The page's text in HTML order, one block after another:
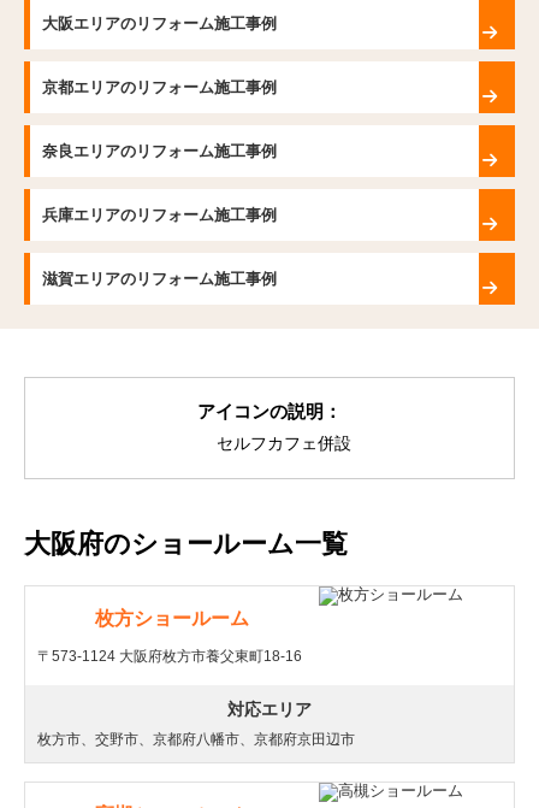
大阪エリアのリフォーム施工事例
京都エリアのリフォーム施工事例
奈良エリアのリフォーム施工事例
兵庫エリアのリフォーム施工事例
滋賀エリアのリフォーム施工事例
アイコンの説明：
セルフカフェ併設
大阪府のショールーム一覧
枚方ショールーム
〒573-1124 大阪府枚方市養父東町18-16
対応エリア
枚方市、交野市、京都府八幡市、京都府京田辺市